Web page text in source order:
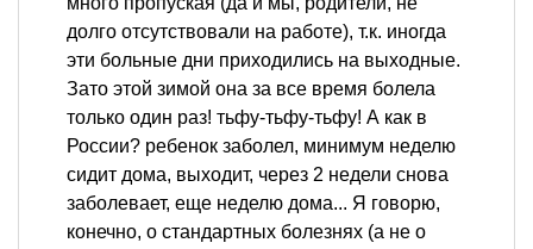
долго отсутствовали на работе), т.к. иногда
эти больные дни приходились на выходные.
Зато этой зимой она за все время болела
только один раз! тьфу-тьфу-тьфу! А как в
России? ребенок заболел, минимум неделю
сидит дома, выходит, через 2 недели снова
заболевает, еще неделю дома... Я говорю,
конечно, о стандартных болезнях (а не о